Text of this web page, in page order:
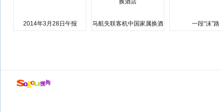
2014年3月28日午报
马航失联客机中国家属换酒
一段“沫”路